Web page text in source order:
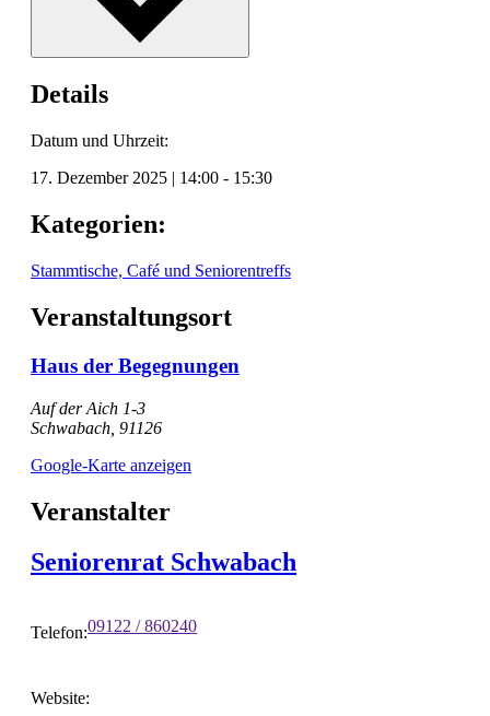
Details
Datum und Uhrzeit:
17. Dezember 2025 | 14:00 - 15:30
Kategorien:
Stammtische, Café und Seniorentreffs
Veranstaltungsort
Haus der Begegnungen
Auf der Aich 1-3
Schwabach 91126
Google-Karte anzeigen
Veranstalter
Seniorenrat Schwabach
Telefon:09122 / 860240
Website: